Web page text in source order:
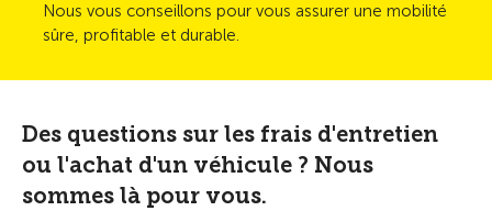
Nous vous conseillons pour vous assurer une mobilité
sûre, profitable et durable.
Des questions sur les frais d'entretien
ou l'achat d'un véhicule ? Nous
sommes là pour vous.